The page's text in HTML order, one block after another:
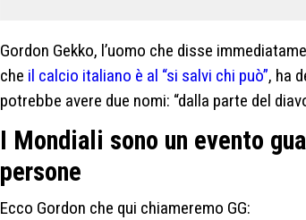
Gordon Gekko, l’uomo che disse
che il calcio italiano è al “si salvi chi può”, ha
potrebbe avere due nomi: “dalla parte del
I Mondiali sono un evento
persone
Ecco Gordon che qui chiameremo GG: